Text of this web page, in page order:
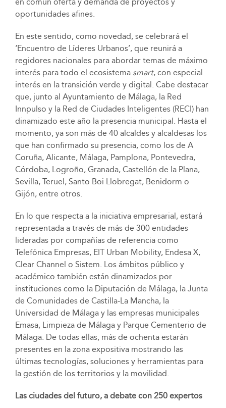
oportunidades afines.
En este sentido, como novedad, se celebrará el
‘Encuentro de Líderes Urbanos’, que reunirá a
regidores nacionales para abordar temas de máximo
interés para todo el ecosistema smart, con especial
interés en la transición verde y digital. Cabe destacar
que, junto al Ayuntamiento de Málaga, la Red
Innpulso y la Red de Ciudades Inteligentes (RECI) han
dinamizado este año la presencia municipal. Hasta el
momento, ya son más de 40 alcaldes y alcaldesas los
que han confirmado su presencia, como los de A
Coruña, Alicante, Málaga, Pamplona, Pontevedra,
Córdoba, Logroño, Granada, Castellón de la Plana,
Sevilla, Teruel, Santo Boi Llobregat, Benidorm o
Gijón, entre otros.
En lo que respecta a la iniciativa empresarial, estará
representada a través de más de 300 entidades
lideradas por compañías de referencia como
Telefónica Empresas, EIT Urban Mobility, Endesa X,
Clear Channel o Sistem. Los ámbitos público y
académico también están dinamizados por
instituciones como la Diputación de Málaga, la Junta
de Comunidades de Castilla-La Mancha, la
Universidad de Málaga y las empresas municipales
Emasa, Limpieza de Málaga y Parque Cementerio de
Málaga. De todas ellas, más de ochenta estarán
presentes en la zona expositiva mostrando las
últimas tecnologías, soluciones y herramientas para
la gestión de los territorios y la movilidad.
Las ciudades del futuro, a debate con 250 expertos